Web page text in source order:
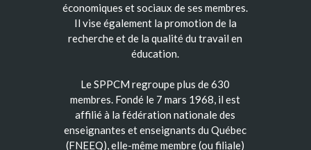
économiques et sociaux de ses membres.
Il vise également la promotion de la
recherche et de la qualité du travail en
éducation.
Le SPPCM regroupe plus de 630
membres. Fondé le 7 mars 1968, il est
affilié à la fédération nationale des
enseignantes et enseignants du Québec
(FNEEQ), elle-même membre (ou filiale)